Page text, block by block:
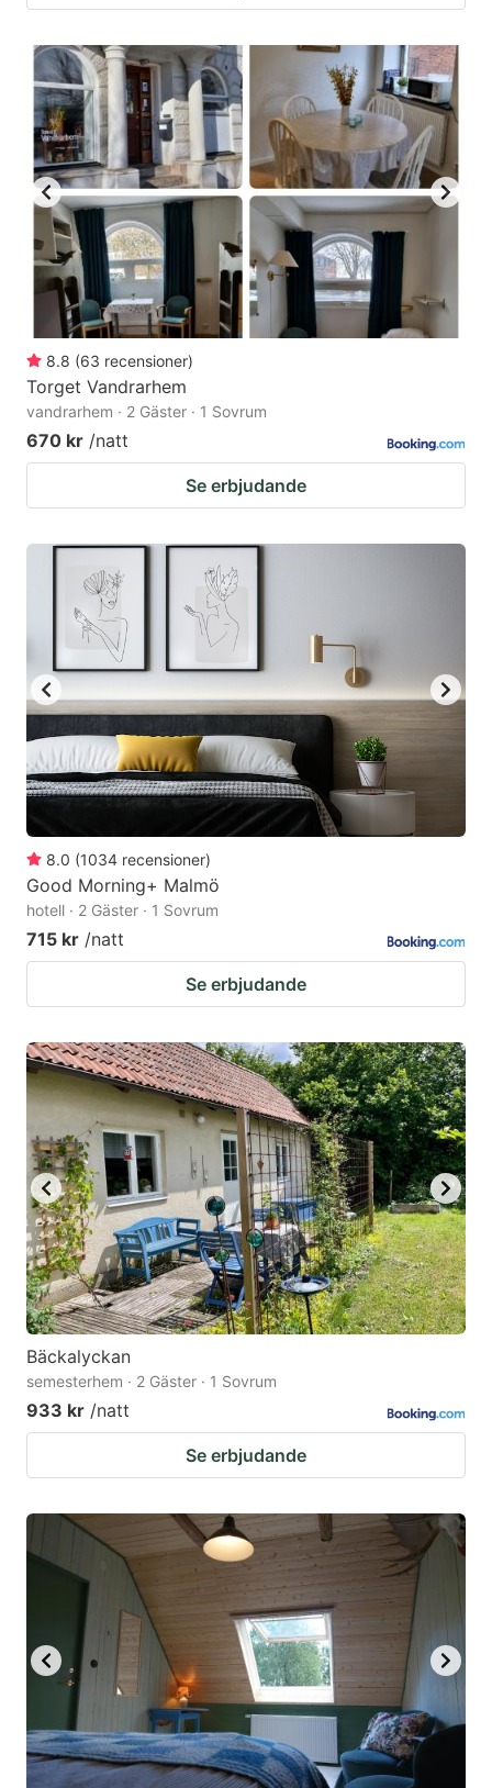
8.8 (63 recensioner)
Torget Vandrarhem
vandrarhem · 2 Gäster · 1 Sovrum
670 kr /natt
Se erbjudande
8.0 (1034 recensioner)
Good Morning+ Malmö
hotell · 2 Gäster · 1 Sovrum
715 kr /natt
Se erbjudande
Bäckalyckan
semesterhem · 2 Gäster · 1 Sovrum
933 kr /natt
Se erbjudande